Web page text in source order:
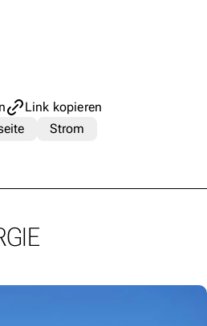
Link kopieren
Strom